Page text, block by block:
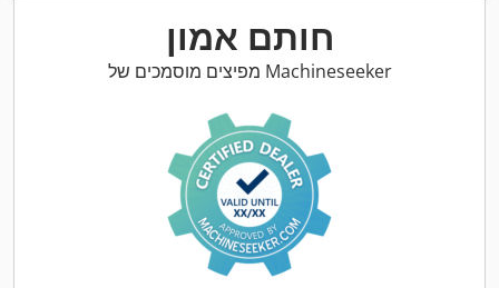
חותם אמון
מפיצים מוסמכים של Machineseeker